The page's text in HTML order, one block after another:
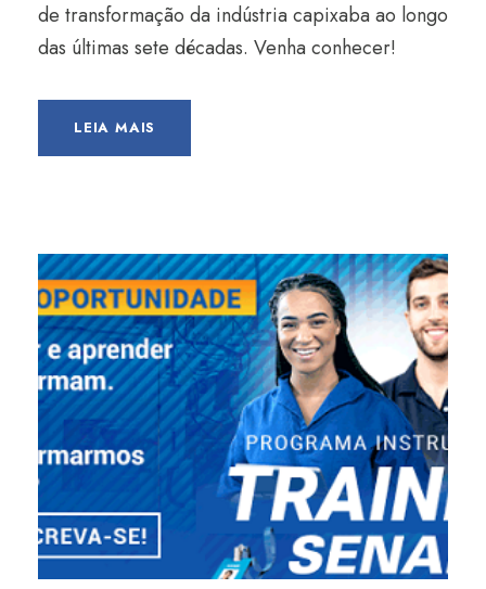
de transformação da indústria capixaba ao longo
das últimas sete décadas. Venha conhecer!
LEIA MAIS